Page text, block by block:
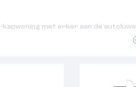
kapwoning met erker aan de autoluwe
raampartijen en glazen balustrades